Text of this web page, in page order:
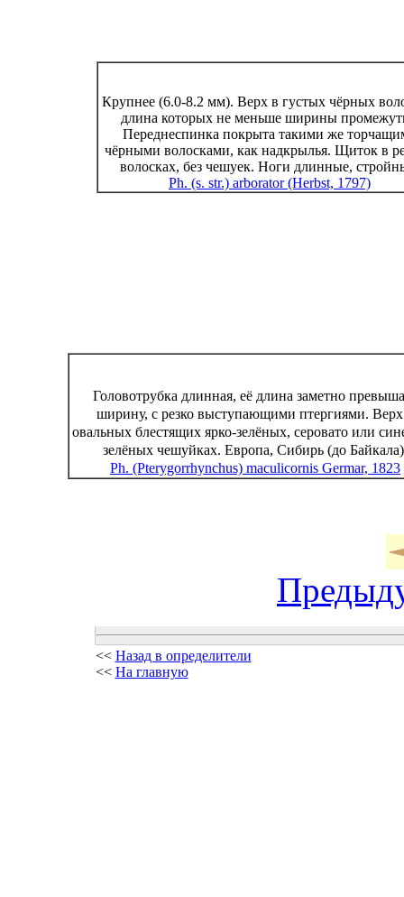
Крупнее (6.0-8.2 мм). Верх в густых чёрных
длина которых не меньше ширины
Переднеспинка покрыта такими же
чёрными волосками, как надкрылья. Щиток в
волосках, без чешуек. Ноги длинные,
Ph. (s. str.) arborator (Herbst, 1797)
Головотрубка длинная, её длина заметно
ширину, с резко выступающими птергиями.
овальных блестящих ярко-зелёных, серовато или
зелёных чешуйках. Европа, Сибирь (до
Ph. (Pterygorrhynchus) maculicornis Germar, 1823
<< Назад в определители
<< На главную